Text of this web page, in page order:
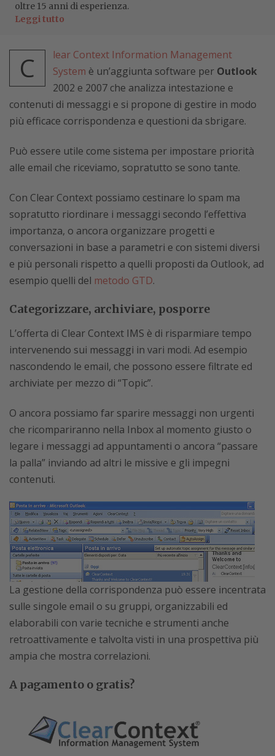
oltre 15 anni di esperienza.
Leggi tutto
C
lear Context Information Management
System è un’aggiunta software per Outlook
2002 e 2007 che analizza intestazione e
contenuti di messaggi e si propone di gestire in modo
più efficace corrispondenza e questioni da sbrigare.
Può essere utile come sistema per impostare priorità
alle email che riceviamo, sopratutto se sono tante.
Con Clear Context possiamo cestinare lo spam ma
sopratutto riordinare i messaggi secondo l’effettiva
importanza, o ancora organizzare progetti e
conversazioni in base a parametri e con sistemi diversi
e più personali rispetto a quelli proposti da Outlook, ad
esempio quelli del metodo GTD.
Categorizzare, archiviare, posporre
L’offerta di Clear Context IMS è di risparmiare tempo
intervenendo sui messaggi in vari modi. Ad esempio
nascondendo le email, che possono essere filtrate ed
archiviate per mezzo di “Topic”.
O ancora possiamo far sparire messaggi non urgenti
che ricompariranno nella Inbox al momento giusto o
legare i messaggi ad appuntamenti o ancora “passare
la palla” inviando ad altri le missive e gli impegni
contenuti.
La gestione della corrispondenza può essere incentrata
sulle singole email o su gruppi, organizzabili ed
elaborabili con varie tecniche e strumenti anche
retroattivamente e talvolta visti in una prospettiva più
ampia che mostra correlazioni.
A pagamento o gratis?